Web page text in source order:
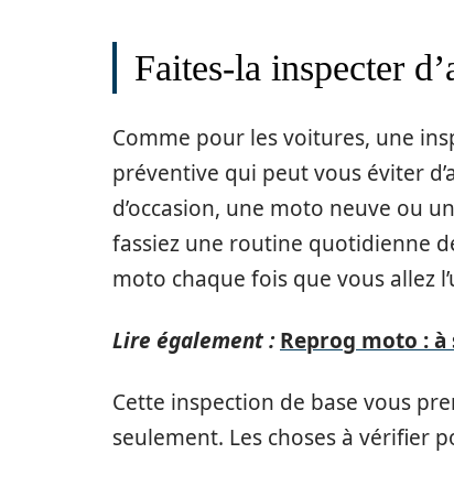
Faites-la inspecter
Comme pour les voitures, une
préventive qui peut vous éviter
d’occasion, une moto neuve ou
fassiez une routine quotidienne
moto chaque fois que vous allez
Lire également : Reprog moto :
Cette inspection de base vous
seulement. Les choses à vérifier